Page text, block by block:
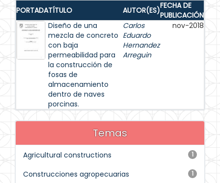
PORTADATÍTULO AUTOR(ES)FECHA DE
PUBLICACIÓN
Diseño de una
mezcla de concreto
con baja
permeabilidad para
la construcción de
fosas de
almacenamiento
dentro de naves
porcinas.
Carlos
Eduardo
Hernandez
Arreguin
nov-2018
Temas
1
Agricultural constructions
1
Construcciones agropecuarias